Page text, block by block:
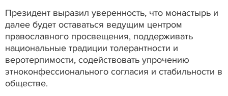
Президент выразил уверенность, что монастырь и
далее будет оставаться ведущим центром
православного просвещения, поддерживать
национальные традиции толерантности и
веротерпимости, содействовать упрочению
этноконфессионального согласия и стабильности в
обществе.